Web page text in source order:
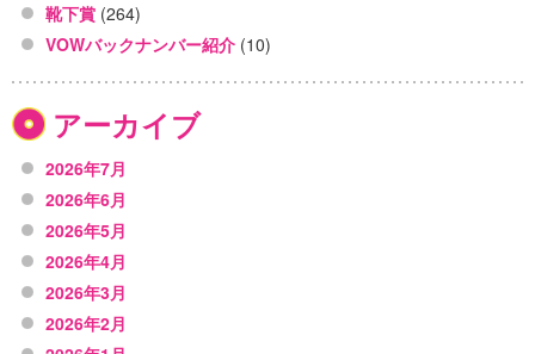
靴下賞 (264)
VOWバックナンバー紹介 (10)
アーカイブ
2026年7月
2026年6月
2026年5月
2026年4月
2026年3月
2026年2月